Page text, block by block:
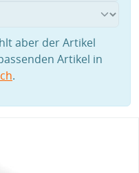
aber der Artikel
Artikel in
.